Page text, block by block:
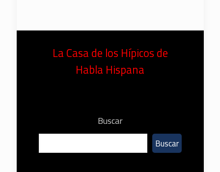
La Casa de los Hípicos de
Habla Hispana
Buscar
Buscar